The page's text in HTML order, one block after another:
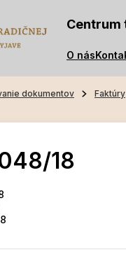
Centrum
O nás
dokumentov Faktúry
18